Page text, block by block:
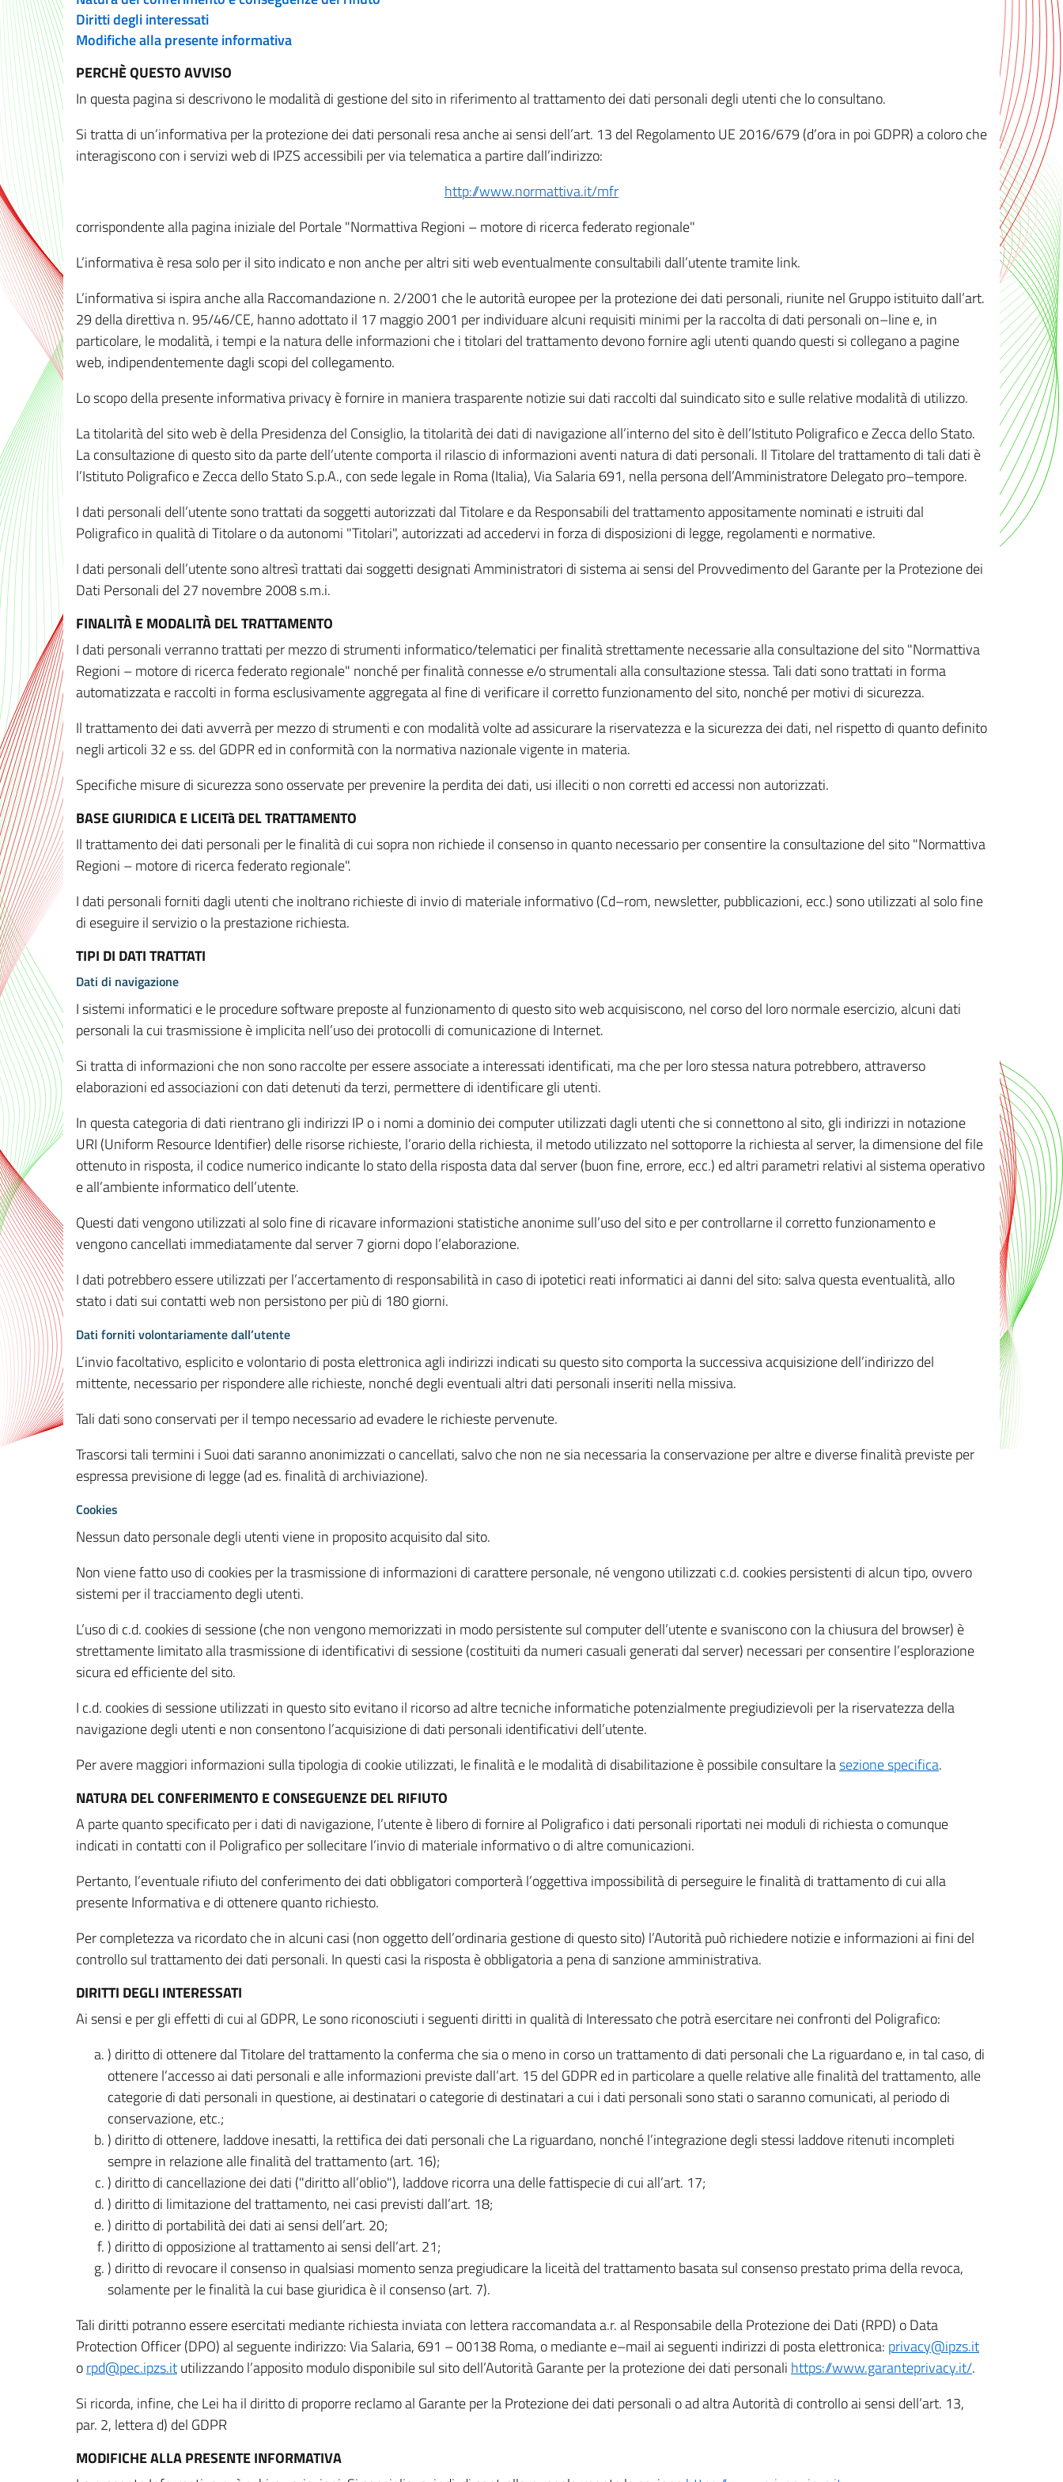
Diritti degli interessati
Modifiche alla presente informativa
PERCHÈ QUESTO AVVISO
In questa pagina si descrivono le modalità di gestione del sito in riferimento al trattamento dei dati personali degli utenti che lo consultano.
Si tratta di un’informativa per la protezione dei dati personali resa anche ai sensi dell’art. 13 del Regolamento UE 2016/679 (d’ora in poi GDPR) a coloro che
interagiscono con i servizi web di IPZS accessibili per via telematica a partire dall’indirizzo:
http://www.normattiva.it/mfr
corrispondente alla pagina iniziale del Portale "Normattiva Regioni – motore di ricerca federato regionale"
L’informativa è resa solo per il sito indicato e non anche per altri siti web eventualmente consultabili dall’utente tramite link.
L’informativa si ispira anche alla Raccomandazione n. 2/2001 che le autorità europee per la protezione dei dati personali, riunite nel Gruppo istituito dall’art.
29 della direttiva n. 95/46/CE, hanno adottato il 17 maggio 2001 per individuare alcuni requisiti minimi per la raccolta di dati personali on–line e, in
particolare, le modalità, i tempi e la natura delle informazioni che i titolari del trattamento devono fornire agli utenti quando questi si collegano a pagine
web, indipendentemente dagli scopi del collegamento.
Lo scopo della presente informativa privacy è fornire in maniera trasparente notizie sui dati raccolti dal suindicato sito e sulle relative modalità di utilizzo.
La titolarità del sito web è della Presidenza del Consiglio, la titolarità dei dati di navigazione all’interno del sito è dell’Istituto Poligrafico e Zecca dello Stato.
La consultazione di questo sito da parte dell’utente comporta il rilascio di informazioni aventi natura di dati personali. Il Titolare del trattamento di tali dati è
l’Istituto Poligrafico e Zecca dello Stato S.p.A., con sede legale in Roma (Italia), Via Salaria 691, nella persona dell’Amministratore Delegato pro–tempore.
I dati personali dell’utente sono trattati da soggetti autorizzati dal Titolare e da Responsabili del trattamento appositamente nominati e istruiti dal
Poligrafico in qualità di Titolare o da autonomi "Titolari", autorizzati ad accedervi in forza di disposizioni di legge, regolamenti e normative.
I dati personali dell’utente sono altresì trattati dai soggetti designati Amministratori di sistema ai sensi del Provvedimento del Garante per la Protezione dei
Dati Personali del 27 novembre 2008 s.m.i.
FINALITÀ E MODALITÀ DEL TRATTAMENTO
I dati personali verranno trattati per mezzo di strumenti informatico/telematici per finalità strettamente necessarie alla consultazione del sito "Normattiva
Regioni – motore di ricerca federato regionale" nonché per finalità connesse e/o strumentali alla consultazione stessa. Tali dati sono trattati in forma
automatizzata e raccolti in forma esclusivamente aggregata al fine di verificare il corretto funzionamento del sito, nonché per motivi di sicurezza.
Il trattamento dei dati avverrà per mezzo di strumenti e con modalità volte ad assicurare la riservatezza e la sicurezza dei dati, nel rispetto di quanto definito
negli articoli 32 e ss. del GDPR ed in conformità con la normativa nazionale vigente in materia.
Specifiche misure di sicurezza sono osservate per prevenire la perdita dei dati, usi illeciti o non corretti ed accessi non autorizzati.
BASE GIURIDICA E LICEITà DEL TRATTAMENTO
Il trattamento dei dati personali per le finalità di cui sopra non richiede il consenso in quanto necessario per consentire la consultazione del sito "Normattiva
Regioni – motore di ricerca federato regionale".
I dati personali forniti dagli utenti che inoltrano richieste di invio di materiale informativo (Cd–rom, newsletter, pubblicazioni, ecc.) sono utilizzati al solo fine
di eseguire il servizio o la prestazione richiesta.
TIPI DI DATI TRATTATI
Dati di navigazione
I sistemi informatici e le procedure software preposte al funzionamento di questo sito web acquisiscono, nel corso del loro normale esercizio, alcuni dati
personali la cui trasmissione è implicita nell’uso dei protocolli di comunicazione di Internet.
Si tratta di informazioni che non sono raccolte per essere associate a interessati identificati, ma che per loro stessa natura potrebbero, attraverso
elaborazioni ed associazioni con dati detenuti da terzi, permettere di identificare gli utenti.
In questa categoria di dati rientrano gli indirizzi IP o i nomi a dominio dei computer utilizzati dagli utenti che si connettono al sito, gli indirizzi in notazione
URI (Uniform Resource Identifier) delle risorse richieste, l’orario della richiesta, il metodo utilizzato nel sottoporre la richiesta al server, la dimensione del file
ottenuto in risposta, il codice numerico indicante lo stato della risposta data dal server (buon fine, errore, ecc.) ed altri parametri relativi al sistema operativo
e all’ambiente informatico dell’utente.
Questi dati vengono utilizzati al solo fine di ricavare informazioni statistiche anonime sull’uso del sito e per controllarne il corretto funzionamento e
vengono cancellati immediatamente dal server 7 giorni dopo l’elaborazione.
I dati potrebbero essere utilizzati per l’accertamento di responsabilità in caso di ipotetici reati informatici ai danni del sito: salva questa eventualità, allo
stato i dati sui contatti web non persistono per più di 180 giorni.
Dati forniti volontariamente dall’utente
L’invio facoltativo, esplicito e volontario di posta elettronica agli indirizzi indicati su questo sito comporta la successiva acquisizione dell’indirizzo del
mittente, necessario per rispondere alle richieste, nonché degli eventuali altri dati personali inseriti nella missiva.
Tali dati sono conservati per il tempo necessario ad evadere le richieste pervenute.
Trascorsi tali termini i Suoi dati saranno anonimizzati o cancellati, salvo che non ne sia necessaria la conservazione per altre e diverse finalità previste per
espressa previsione di legge (ad es. finalità di archiviazione).
Cookies
Nessun dato personale degli utenti viene in proposito acquisito dal sito.
Non viene fatto uso di cookies per la trasmissione di informazioni di carattere personale, né vengono utilizzati c.d. cookies persistenti di alcun tipo, ovvero
sistemi per il tracciamento degli utenti.
L’uso di c.d. cookies di sessione (che non vengono memorizzati in modo persistente sul computer dell’utente e svaniscono con la chiusura del browser) è
strettamente limitato alla trasmissione di identificativi di sessione (costituiti da numeri casuali generati dal server) necessari per consentire l’esplorazione
sicura ed efficiente del sito.
I c.d. cookies di sessione utilizzati in questo sito evitano il ricorso ad altre tecniche informatiche potenzialmente pregiudizievoli per la riservatezza della
navigazione degli utenti e non consentono l’acquisizione di dati personali identificativi dell’utente.
Per avere maggiori informazioni sulla tipologia di cookie utilizzati, le finalità e le modalità di disabilitazione è possibile consultare lasezione specifica.
NATURA DEL CONFERIMENTO E CONSEGUENZE DEL RIFIUTO
A parte quanto specificato per i dati di navigazione, l’utente è libero di fornire al Poligrafico i dati personali riportati nei moduli di richiesta o comunque
indicati in contatti con il Poligrafico per sollecitare l’invio di materiale informativo o di altre comunicazioni.
Pertanto, l’eventuale rifiuto del conferimento dei dati obbligatori comporterà l’oggettiva impossibilità di perseguire le finalità di trattamento di cui alla
presente Informativa e di ottenere quanto richiesto.
Per completezza va ricordato che in alcuni casi (non oggetto dell’ordinaria gestione di questo sito) l’Autorità può richiedere notizie e informazioni ai fini del
controllo sul trattamento dei dati personali. In questi casi la risposta è obbligatoria a pena di sanzione amministrativa.
DIRITTI DEGLI INTERESSATI
Ai sensi e per gli effetti di cui al GDPR, Le sono riconosciuti i seguenti diritti in qualità di Interessato che potrà esercitare nei confronti del Poligrafico:
) diritto di ottenere dal Titolare del trattamento la conferma che sia o meno in corso un trattamento di dati personali che La riguardano e, in tal caso, di
ottenere l’accesso ai dati personali e alle informazioni previste dall’art. 15 del GDPR ed in particolare a quelle relative alle finalità del trattamento, alle
categorie di dati personali in questione, ai destinatari o categorie di destinatari a cui i dati personali sono stati o saranno comunicati, al periodo di
conservazione, etc.;
) diritto di ottenere, laddove inesatti, la rettifica dei dati personali che La riguardano, nonché l’integrazione degli stessi laddove ritenuti incompleti
sempre in relazione alle finalità del trattamento (art. 16);
) diritto di cancellazione dei dati ("diritto all’oblio"), laddove ricorra una delle fattispecie di cui all’art. 17;
) diritto di limitazione del trattamento, nei casi previsti dall’art. 18;
) diritto di portabilità dei dati ai sensi dell’art. 20;
) diritto di opposizione al trattamento ai sensi dell’art. 21;
) diritto di revocare il consenso in qualsiasi momento senza pregiudicare la liceità del trattamento basata sul consenso prestato prima della revoca,
solamente per le finalità la cui base giuridica è il consenso (art. 7).
Tali diritti potranno essere esercitati mediante richiesta inviata con lettera raccomandata a.r. al Responsabile della Protezione dei Dati (RPD) o Data
Protection Officer (DPO) al seguente indirizzo: Via Salaria, 691 – 00138 Roma, o mediante e–mail ai seguenti indirizzi di posta elettronica: privacy@ipzs.it
orpd@pec.ipzs.itutilizzando l’apposito modulo disponibile sul sito dell’Autorità Garante per la protezione dei dati personali https://www.garanteprivacy.it/.
Si ricorda, infine, che Lei ha il diritto di proporre reclamo al Garante per la Protezione dei dati personali o ad altra Autorità di controllo ai sensi dell’art. 13,
par. 2, lettera d) del GDPR
MODIFICHE ALLA PRESENTE INFORMATIVA